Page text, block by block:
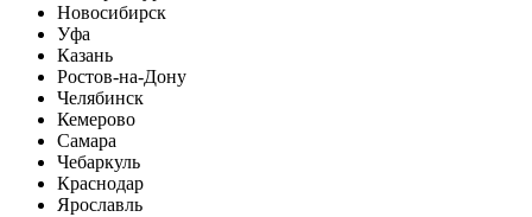
Новосибирск
Уфа
Казань
Ростов-на-Дону
Челябинск
Кемерово
Самара
Чебаркуль
Краснодар
Ярославль